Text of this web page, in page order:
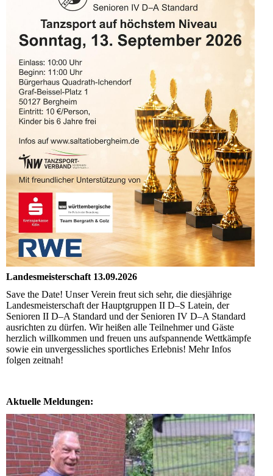
Landesmeisterschaft 13.09.2026
Save the Date! Unser Verein freut sich sehr, die diesjährige
Landesmeisterschaft der Hauptgruppen II D–S Latein, der
Senioren II D–A Standard und der Senioren IV D–A Standard
ausrichten zu dürfen. Wir heißen alle Teilnehmer und Gäste
herzlich willkommen und freuen uns aufspannende Wettkämpfe
sowie ein unvergessliches sportliches Erlebnis! Mehr Infos
folgen zeitnah!
Aktuelle Meldungen: